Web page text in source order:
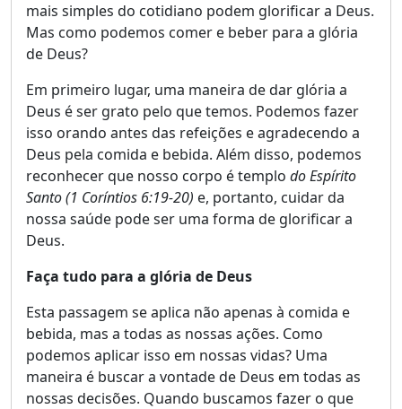
mais simples do cotidiano podem glorificar a Deus.
Mas como podemos comer e beber para a glória
de Deus?
Em primeiro lugar, uma maneira de dar glória a
Deus é ser grato pelo que temos. Podemos fazer
isso orando antes das refeições e agradecendo a
Deus pela comida e bebida. Além disso, podemos
reconhecer que nosso corpo é templo do Espírito
Santo(1 Coríntios 6:19-20) e, portanto, cuidar da
nossa saúde pode ser uma forma de glorificar a
Deus.
Faça tudo para a glória de Deus
Esta passagem se aplica não apenas à comida e
bebida, mas a todas as nossas ações. Como
podemos aplicar isso em nossas vidas? Uma
maneira é buscar a vontade de Deus em todas as
nossas decisões. Quando buscamos fazer o que